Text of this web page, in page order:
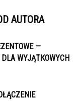
AUTORA
—
WYJĄTKOWYCH